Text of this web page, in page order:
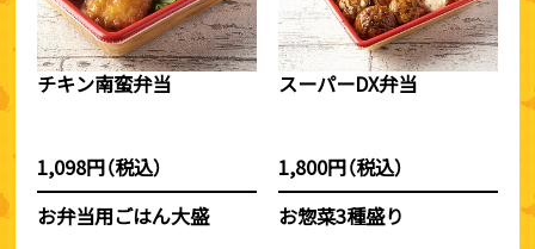
チキン南蛮弁当
1,098円（税込）
スーパーDX弁当
1,800円（税込）
お弁当用ごはん大盛
お惣菜3種盛り